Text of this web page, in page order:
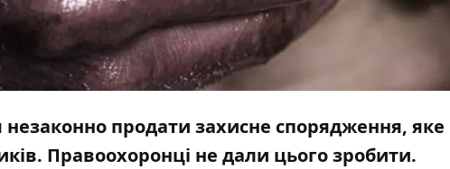
продати захисне спорядження, яке
Правоохоронці не дали цього зробити.